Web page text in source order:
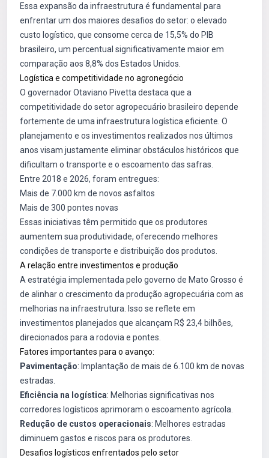
Essa expansão da infraestrutura é fundamental para
enfrentar um dos maiores desafios do setor: o elevado
custo logístico, que consome cerca de 15,5% do PIB
brasileiro, um percentual significativamente maior em
comparação aos 8,8% dos Estados Unidos.
Logística e competitividade no agronegócio
O governador Otaviano Pivetta destaca que a
competitividade do setor agropecuário brasileiro depende
fortemente de uma infraestrutura logística eficiente. O
planejamento e os investimentos realizados nos últimos
anos visam justamente eliminar obstáculos históricos que
dificultam o transporte e o escoamento das safras.
Entre 2018 e 2026, foram entregues:
Mais de 7.000 km de novos asfaltos
Mais de 300 pontes novas
Essas iniciativas têm permitido que os produtores
aumentem sua produtividade, oferecendo melhores
condições de transporte e distribuição dos produtos.
A relação entre investimentos e produção
A estratégia implementada pelo governo de Mato Grosso é
de alinhar o crescimento da produção agropecuária com as
melhorias na infraestrutura. Isso se reflete em
investimentos planejados que alcançam R$ 23,4 bilhões,
direcionados para a rodovia e pontes.
Fatores importantes para o avanço:
Pavimentação: Implantação de mais de 6.100 km de novas
estradas.
Eficiência na logística: Melhorias significativas nos
corredores logísticos aprimoram o escoamento agrícola.
Redução de custos operacionais: Melhores estradas
diminuem gastos e riscos para os produtores.
Desafios logísticos enfrentados pelo setor